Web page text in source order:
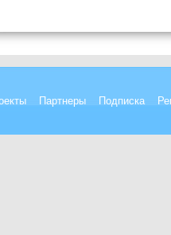
Партнеры Подписка